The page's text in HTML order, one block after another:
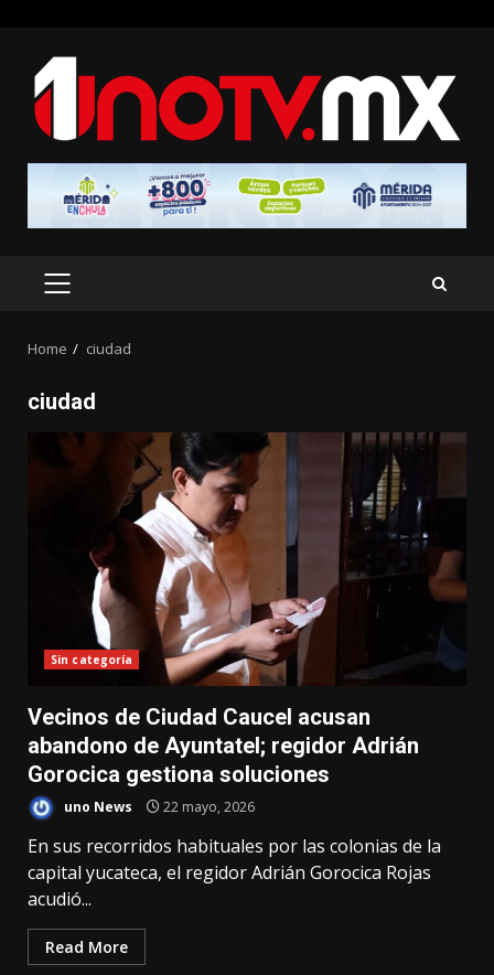
content
PRIMARY
Home ciudad
ciudad
Sin categoría
Vecinos de Ciudad Caucel acusan
abandono de Ayuntatel; regidor Adrián
Gorocica gestiona soluciones
uno News 22 mayo, 2026
En sus recorridos habituales por las colonias de la
capital yucateca, el regidor Adrián Gorocica Rojas
acudió...
Read More